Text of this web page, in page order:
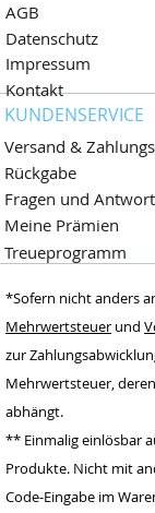
AGB
Datenschutz
Impressum
Kontakt
*Sofern nicht anders
Mehrwertsteuer und
zur
Mehrwertsteuer,
abhängt.
** Einmalig einlösbar
Produkte. Nicht mit
Code-Eingabe im
KUNDENSERVICE
Versand &
Rückgabe
Fragen und
Meine Prämien
Treueprogramm